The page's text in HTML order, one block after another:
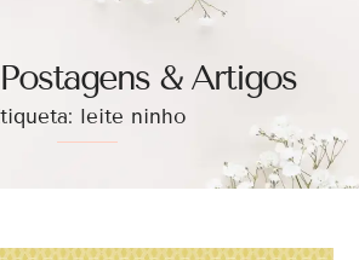
& Artigos
leite ninho